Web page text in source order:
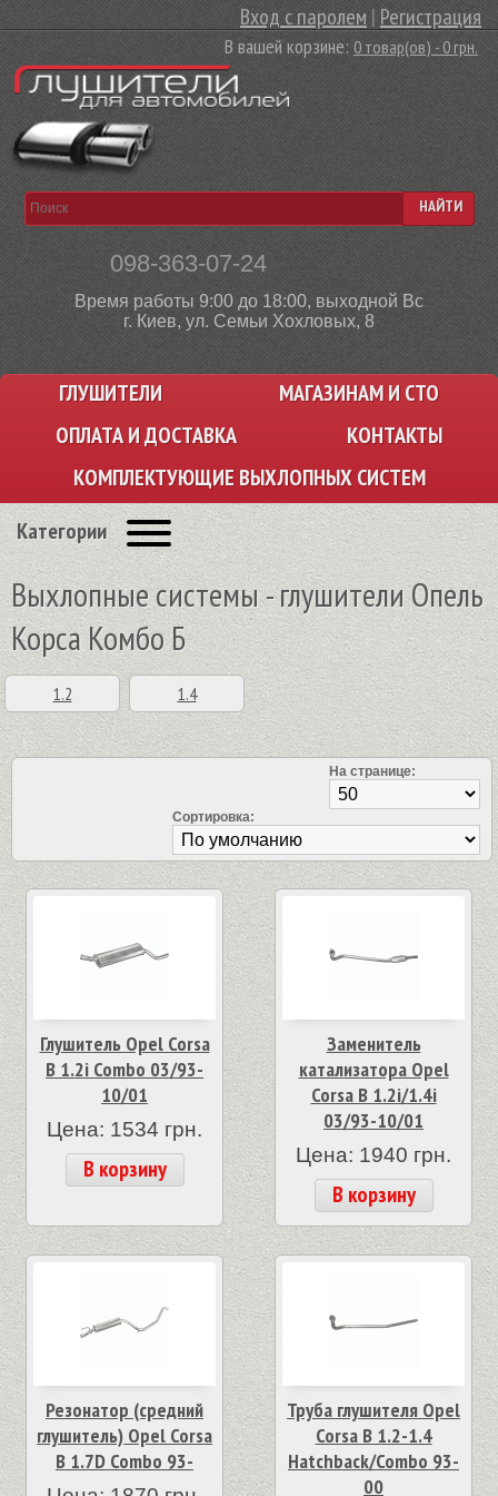
Вход с паролем |Регистрация
В вашей корзине:0 товар(ов) - 0 грн.
098-363-07-24
Время работы 9:00 до 18:00, выходной Вс
г. Киев, ул. Семьи Хохловых, 8
НАЙТИ
ГЛУШИТЕЛИ
МАГАЗИНАМ И СТО
ОПЛАТА И ДОСТАВКА
КОНТАКТЫ
КОМПЛЕКТУЮЩИЕ ВЫХЛОПНЫХ СИСТЕМ
Категории
Выхлопные системы - глушители Опель
Корса Комбо Б
1.2 1.4
На странице:
Сортировка:
Глушитель Opel Corsa
B 1.2i Combo 03/93-
10/01
Цена: 1534 грн.
В корзину
Заменитель
катализатора Opel
Corsa B 1.2i/1.4i
03/93-10/01
Цена: 1940 грн.
В корзину
Резонатор (средний
глушитель) Opel Corsa
B 1.7D Combo 93-
Труба глушителя Opel
Corsa B 1.2-1.4
Hatchback/Combo 93-
00